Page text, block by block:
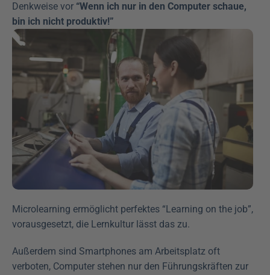
Denkweise vor “Wenn ich nur in den Computer schaue,
bin ich nicht produktiv!”
Microlearning ermöglicht perfektes “Learning on the job”,
vorausgesetzt, die Lernkultur lässt das zu.
Außerdem sind Smartphones am Arbeitsplatz oft
verboten, Computer stehen nur den Führungskräften zur